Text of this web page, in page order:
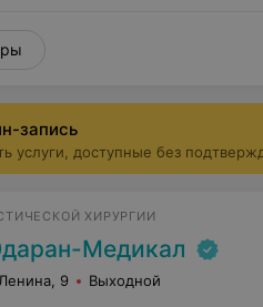
запись
услуги, доступные без
ХИРУРГИИ
Медикал
9 Выходной